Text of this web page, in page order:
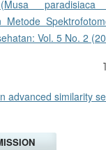
Metode
Vol. 5 No. 2
advanced similarity